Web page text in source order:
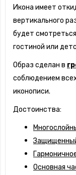
Икона имеет
вертикального
будет
гостиной или
Образ сделан в
соблюдением
иконописи.
Достоинства:
Основная